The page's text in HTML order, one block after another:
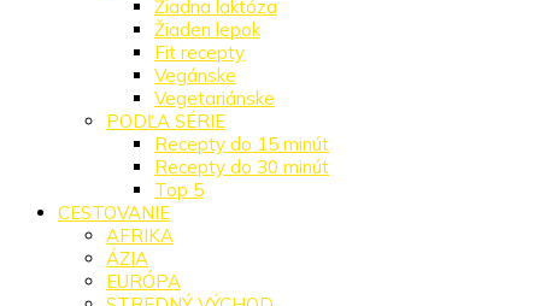
Žiadna laktóza
Žiaden lepok
Fit recepty
Vegánske
Vegetariánske
PODĽA SÉRIE
Recepty do 15 minút
Recepty do 30 minút
Top 5
CESTOVANIE
AFRIKA
ÁZIA
EURÓPA